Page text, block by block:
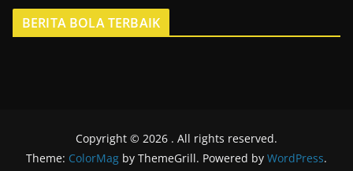
BERITA BOLA TERBAIK
Copyright © 2026 . All rights reserved.
Theme: ColorMag by ThemeGrill. Powered by WordPress.